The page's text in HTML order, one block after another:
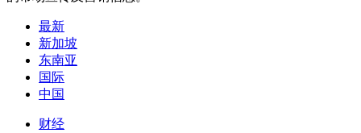
最新
新加坡
东南亚
国际
中国
财经